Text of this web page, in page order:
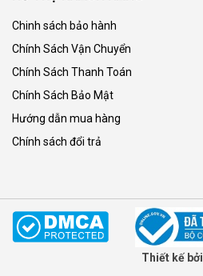
Chinh sách bảo hành
Chính Sách Vận Chuyển
Chính Sách Thanh Toán
Chính Sách Bảo Mật
Hướng dẫn mua hàng
Chính sách đổi trả
Thiết kế bởi